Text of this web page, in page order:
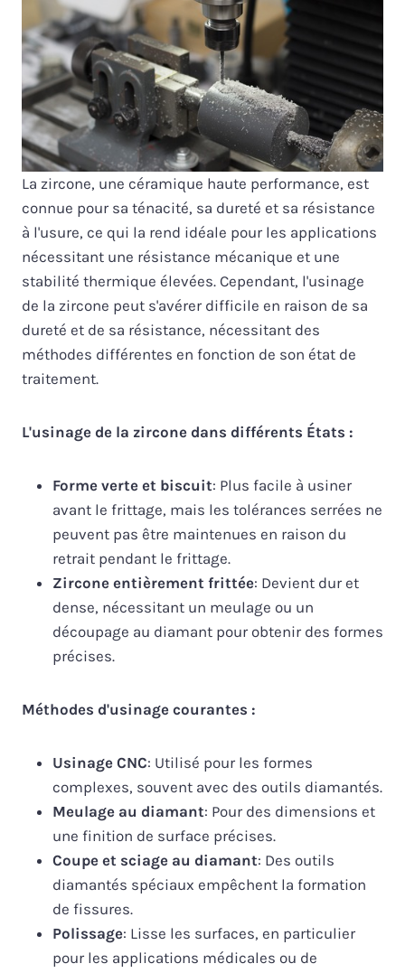
La zircone, une céramique haute performance, est
connue pour sa ténacité, sa dureté et sa résistance
à l'usure, ce qui la rend idéale pour les applications
nécessitant une résistance mécanique et une
stabilité thermique élevées. Cependant, l'usinage
de la zircone peut s'avérer difficile en raison de sa
dureté et de sa résistance, nécessitant des
méthodes différentes en fonction de son état de
traitement.
L'usinage de la zircone dans différents États :
Forme verte et biscuit: Plus facile à usiner
avant le frittage, mais les tolérances serrées ne
peuvent pas être maintenues en raison du
retrait pendant le frittage.
Zircone entièrement frittée: Devient dur et
dense, nécessitant un meulage ou un
découpage au diamant pour obtenir des formes
précises.
Méthodes d'usinage courantes :
Usinage CNC: Utilisé pour les formes
complexes, souvent avec des outils diamantés.
Meulage au diamant: Pour des dimensions et
une finition de surface précises.
Coupe et sciage au diamant: Des outils
diamantés spéciaux empêchent la formation
de fissures.
Polissage: Lisse les surfaces, en particulier
pour les applications médicales ou de